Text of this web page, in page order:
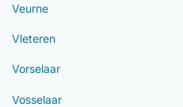
Veurne
Vleteren
Vorselaar
Vosselaar